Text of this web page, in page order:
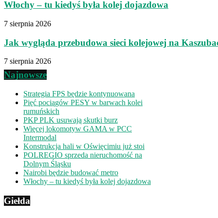
Włochy – tu kiedyś była kolej dojazdowa
7 sierpnia 2026
Jak wygląda przebudowa sieci kolejowej na
7 sierpnia 2026
Najnowsze
Strategia FPS będzie kontynuowana
Pięć pociągów PESY w barwach kolei
rumuńskich
PKP PLK usuwają skutki burz
Więcej lokomotyw GAMA w PCC
Intermodal
Konstrukcja hali w Oświęcimiu już stoi
POLREGIO sprzeda nieruchomość na
Dolnym Śląsku
Nairobi będzie budować metro
Włochy – tu kiedyś była kolej dojazdowa
Giełda